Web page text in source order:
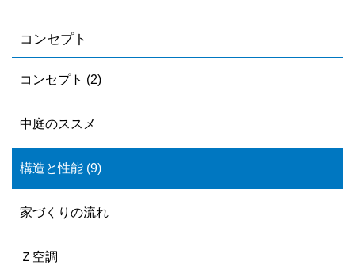
コンセプト
コンセプト (2)
中庭のススメ
構造と性能 (9)
家づくりの流れ
Ｚ空調